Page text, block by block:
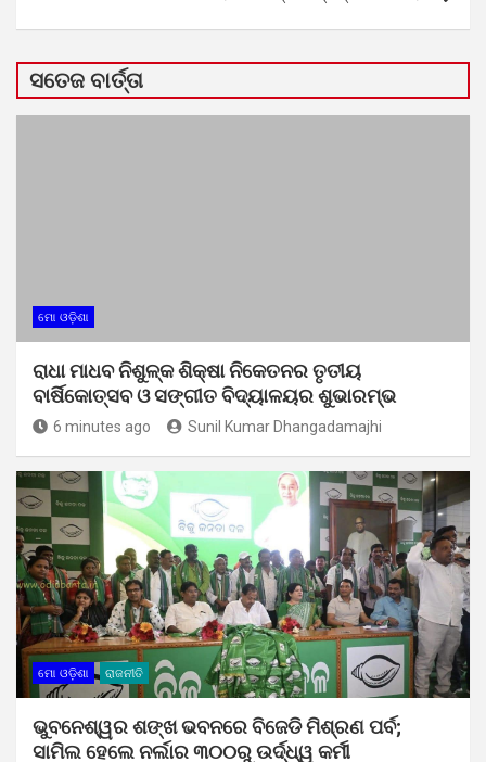
ସତେଜ ବାର୍ତ୍ତା
ମୋ ଓଡ଼ିଶା
ରାଧା ମାଧବ ନିଶୁଳ୍କ ଶିକ୍ଷା ନିକେତନର ତୃତୀୟ
ବାର୍ଷିକୋତ୍ସବ ଓ ସଙ୍ଗୀତ ବିଦ୍ୟାଳୟର ଶୁଭାରମ୍ଭ
6 minutes ago Sunil Kumar Dhangadamajhi
ମୋ ଓଡ଼ିଶା ରାଜନୀତି
ଭୁବନେଶ୍ୱର ଶଙ୍ଖ ଭବନରେ ବିଜେଡି ମିଶ୍ରଣ ପର୍ବ;
ସାମିଲ ହେଲେ ନର୍ଲାର ୩୦୦ରୁ ଉର୍ଦ୍ଧ୍ୱ କର୍ମୀ